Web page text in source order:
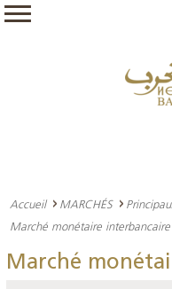
Accueil MARCHÉS
Marché monétaire interbancaire
Marché